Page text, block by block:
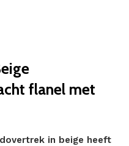
flanel met
in beige heeft